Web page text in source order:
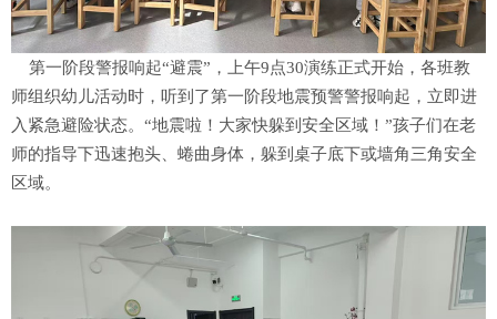
第一阶段警报响起“避震”，上午9点30演练正式开始，各班教
师组织幼儿活动时，听到了第一阶段地震预警警报响起，立即进
入紧急避险状态。“地震啦！大家快躲到安全区域！”孩子们在老
师的指导下迅速抱头、蜷曲身体，躲到桌子底下或墙角三角安全
区域。